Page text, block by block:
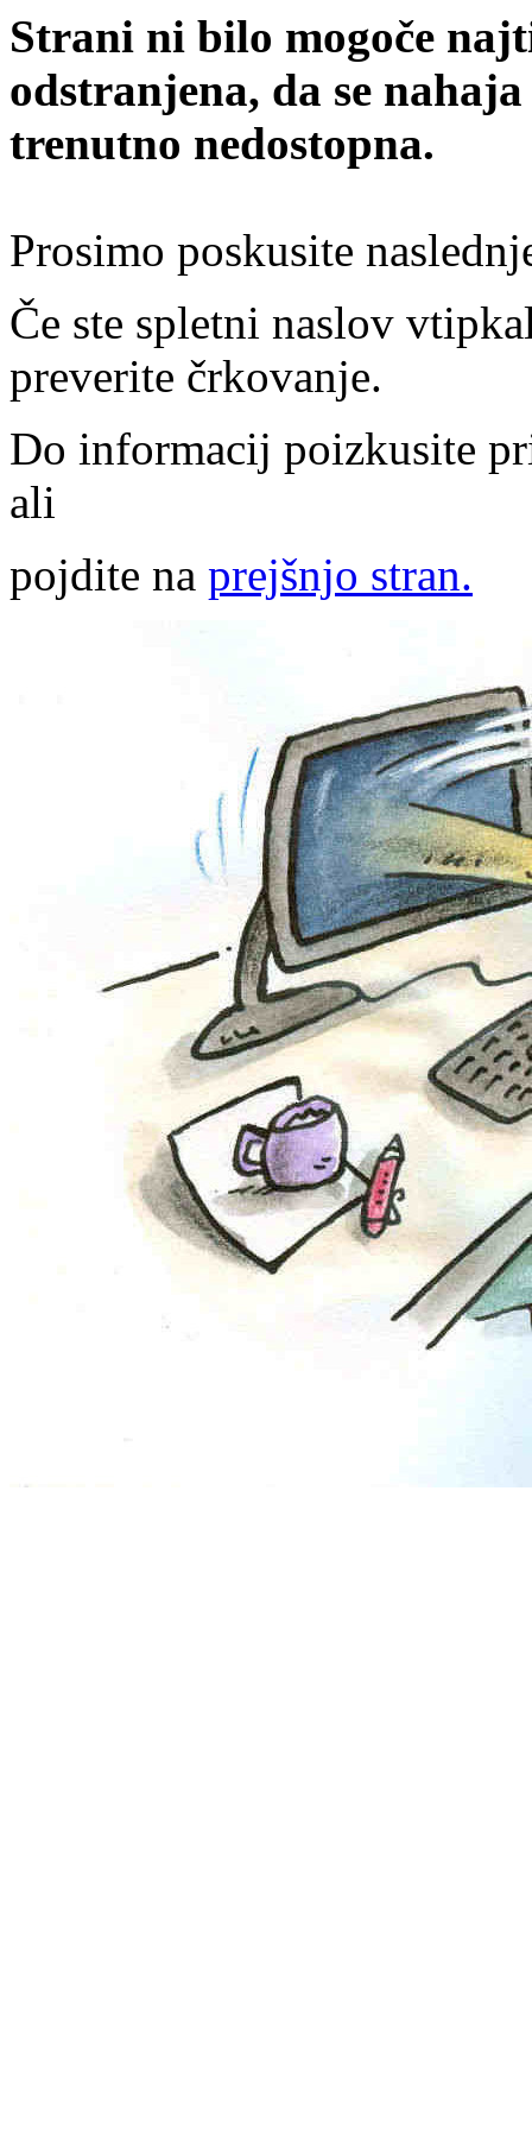
Strani ni bilo mogoče
odstranjena, da se
trenutno nedostopna.
Prosimo poskusite
Če ste spletni naslov
preverite črkovanje.
Do informacij poizkusite
ali
pojdite na prejšnjo stran.